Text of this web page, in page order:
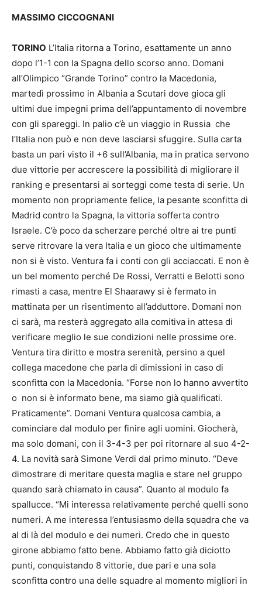
MASSIMO CICCOGNANI
TORINO L’Italia ritorna a Torino, esattamente un anno
dopo l’1-1 con la Spagna dello scorso anno. Domani
all’Olimpico “Grande Torino” contro la Macedonia,
martedì prossimo in Albania a Scutari dove gioca gli
ultimi due impegni prima dell’appuntamento di novembre
con gli spareggi. In palio c’è un viaggio in Russia che
l’Italia non può e non deve lasciarsi sfuggire. Sulla carta
basta un pari visto il +6 sull’Albania, ma in pratica servono
due vittorie per accrescere la possibilità di migliorare il
ranking e presentarsi ai sorteggi come testa di serie. Un
momento non propriamente felice, la pesante sconfitta di
Madrid contro la Spagna, la vittoria sofferta contro
Israele. C’è poco da scherzare perché oltre ai tre punti
serve ritrovare la vera Italia e un gioco che ultimamente
non si è visto. Ventura fa i conti con gli acciaccati. E non è
un bel momento perché De Rossi, Verratti e Belotti sono
rimasti a casa, mentre El Shaarawy si è fermato in
mattinata per un risentimento all’adduttore. Domani non
ci sarà, ma resterà aggregato alla comitiva in attesa di
verificare meglio le sue condizioni nelle prossime ore.
Ventura tira diritto e mostra serenità, persino a quel
collega macedone che parla di dimissioni in caso di
sconfitta con la Macedonia. “Forse non lo hanno avvertito
o non si è informato bene, ma siamo già qualificati.
Praticamente”. Domani Ventura qualcosa cambia, a
cominciare dal modulo per finire agli uomini. Giocherà,
ma solo domani, con il 3-4-3 per poi ritornare al suo 4-2-
4. La novità sarà Simone Verdi dal primo minuto. “Deve
dimostrare di meritare questa maglia e stare nel gruppo
quando sarà chiamato in causa”. Quanto al modulo fa
spallucce. “Mi interessa relativamente perché quelli sono
numeri. A me interessa l’entusiasmo della squadra che va
al di là del modulo e dei numeri. Credo che in questo
girone abbiamo fatto bene. Abbiamo fatto già diciotto
punti, conquistando 8 vittorie, due pari e una sola
sconfitta contro una delle squadre al momento migliori in